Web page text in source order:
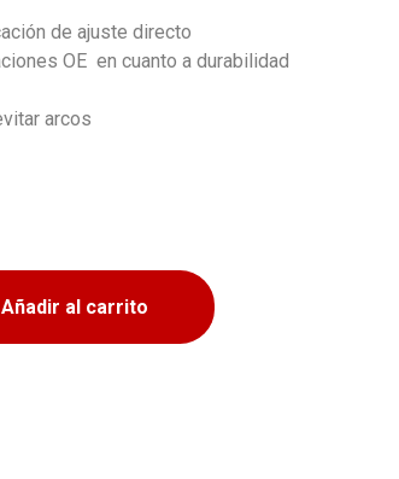
de ajuste directo
OE en cuanto a durabilidad
arcos
2021-2023 Hyundai Kona 2022-
Añadir al carrito